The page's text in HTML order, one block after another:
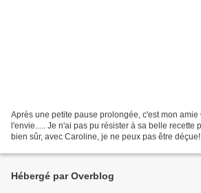
Après une petite pause prolongée, c'est mon
l'envie..... Je n'ai pas pu résister à sa belle recette
bien sûr, avec Caroline, je ne peux pas être
Hébergé par Overblog